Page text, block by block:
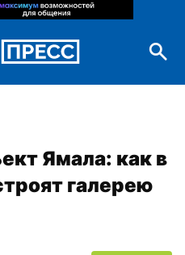
Ямала: как в
галерею